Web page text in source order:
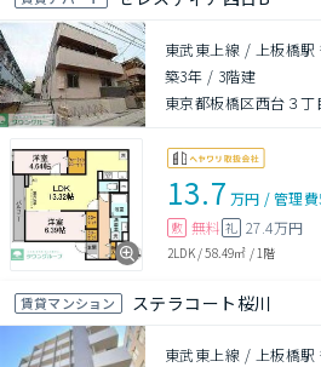
東武東上線 / 上板橋駅
築3年 / 3階建
東京都板橋区西台３丁
13.7 万円 /管理費
敷 無料 礼 27.4万円
2LDK/58.49㎡ /1階
賃貸マンション ステラコート桜川
東武東上線 / 上板橋駅